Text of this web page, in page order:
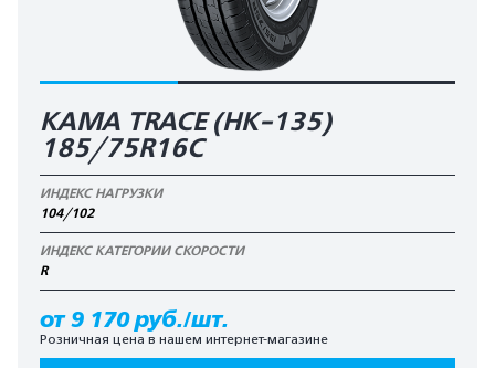
KAMA TRACE (HK-135)
185/75R16C
ИНДЕКС НАГРУЗКИ
104/102
ИНДЕКС КАТЕГОРИИ СКОРОСТИ
R
от 9 170 руб./шт.
Розничная цена в нашем интернет-магазине